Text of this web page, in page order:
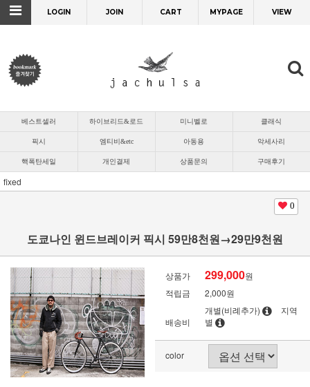
LOGIN JOIN CART MYPAGE VIEW
베스트셀러 하이브리드&로드 미니벨로 클래식
픽시 엠티비&etc 아동용 악세사리
핵폭탄세일 개인결제 상품문의 구매후기
fixed
0
도쿄나인 윈드브레이커 픽시 59만8천원→29만9천원
상품가 299,000원
적립금
2,000원
배송비
개별(비례추가)
지역
별
color